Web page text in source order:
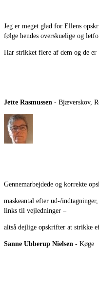
Jeg er meget glad for Ellens
følge hendes overskuelige og
Har strikket flere af dem og de er
Jette Rasmussen - Bjæverskov,
Gennemarbejdede og korrekte
maskeantal efter ud-/
links til vejledninger –
altså dejlige opskrifter at strikke
Sanne Ubberup Nielsen - Køge